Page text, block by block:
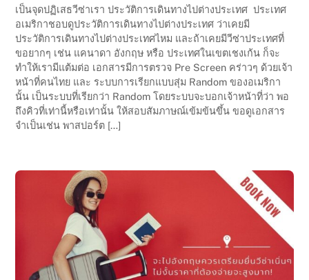
เป็นจุดปฏิเสธวีซ่าเรา ประวัติการเดินทางไปต่างประเทศ ประเทศ
อเมริกาชอบดูประวัติการเดินทางไปต่างประเทศ ว่าเคยมี
ประวัติการเดินทางไปต่างประเทศไหม และถ้าเคยมีวีซ่าประเทศที่
ขอยากๆ เช่น แคนาดา อังกฤษ หรือ ประเทศในเขตเชงเก้น ก็จะ
ทำให้เรามีแต้มต่อ เอกสารมีการตรวจ Pre Screen คร่าวๆ ด้วยเจ้า
หน้าที่คนไทย และ ระบบการเรียกแบบสุ่ม Random ของอเมริกา
นั้น เป็นระบบที่เรียกว่า Random โดยระบบจะบอกเจ้าหน้าที่ว่า พอ
ถึงคิวที่เท่านี้หรือเท่านั้น ให้สอบสัมภาษณ์เข้มข้นขึ้น ขอดูเอกสาร
จำเป็นเช่น พาสปอร์ต […]